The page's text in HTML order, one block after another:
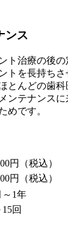
ンス
ト治療の後
トを長持ち
とんどの歯
ンテナンス
めです。
円（税込）
円（税込）
～1年
回